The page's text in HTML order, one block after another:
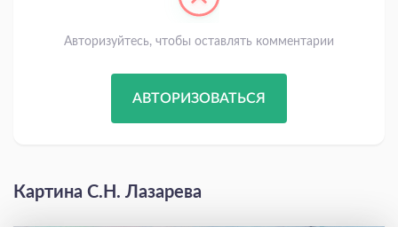
Авторизуйтесь, чтобы оставлять комментарии
АВТОРИЗОВАТЬСЯ
Картина С.Н. Лазарева